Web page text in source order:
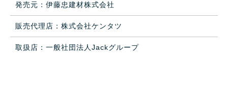
発売元：伊藤忠建材株式会社
販売代理店：株式会社ケンタツ
取扱店：一般社団法人Jackグループ